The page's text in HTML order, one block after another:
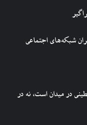
شبکه‌های اجتماعی
در میدان است، نه در